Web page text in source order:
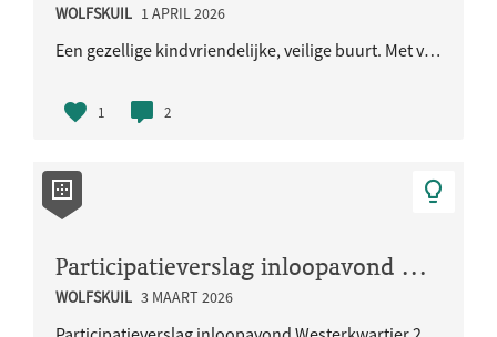
WOLFSKUIL 1 APRIL 2026
Een gezellige kindvriendelijke, veilige buurt. Met veel groen en natuurlijke speelaangelegenheden...
1 2
Participatieverslag inloopavond Westerkwartier 29 januari 2026
WOLFSKUIL 3 MAART 2026